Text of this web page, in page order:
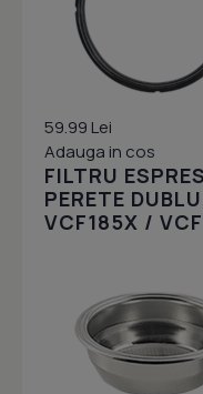
59.99 Lei
Adauga in cos
FILTRU
PERETE
VCF185X /